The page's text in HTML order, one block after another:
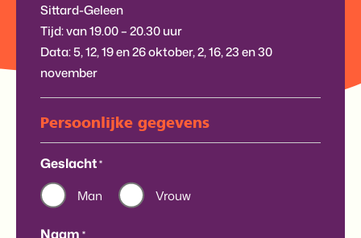
Sittard-Geleen
Tijd: van 19.00 – 20.30 uur
Data: 5, 12, 19 en 26 oktober, 2, 16, 23 en 30
november
Persoonlijke gegevens
Geslacht*
Man Vrouw
Naam *